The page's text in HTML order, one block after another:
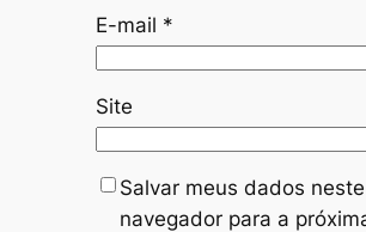
E-mail *
Site
Salvar meus dados neste
navegador para a